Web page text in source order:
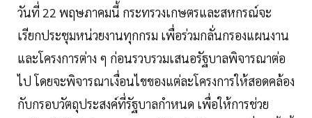
วันที่ 22 พฤษภาคมนี้ กระทรวงเกษตรและสหกรณ์จะ
เรียกประชุมหน่วยงานทุกกรม เพื่อร่วมกลั่นกรองแผนงาน
และโครงการต่าง ๆ ก่อนรวบรวมเสนอรัฐบาลพิจารณาต่อ
ไป โดยจะพิจารณาเงื่อนไขของแต่ละโครงการให้สอดคล้อง
กับกรอบวัตถุประสงค์ที่รัฐบาลกำหนด เพื่อให้การช่วย